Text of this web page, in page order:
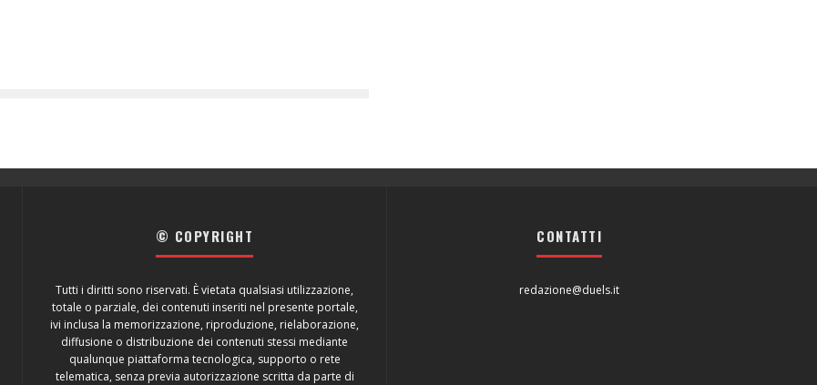
© COPYRIGHT
Tutti i diritti sono riservati. È vietata qualsiasi utilizzazione,
totale o parziale, dei contenuti inseriti nel presente portale,
ivi inclusa la memorizzazione, riproduzione, rielaborazione,
diffusione o distribuzione dei contenuti stessi mediante
qualunque piattaforma tecnologica, supporto o rete
telematica, senza previa autorizzazione scritta da parte di
CONTATTI
redazione@duels.it